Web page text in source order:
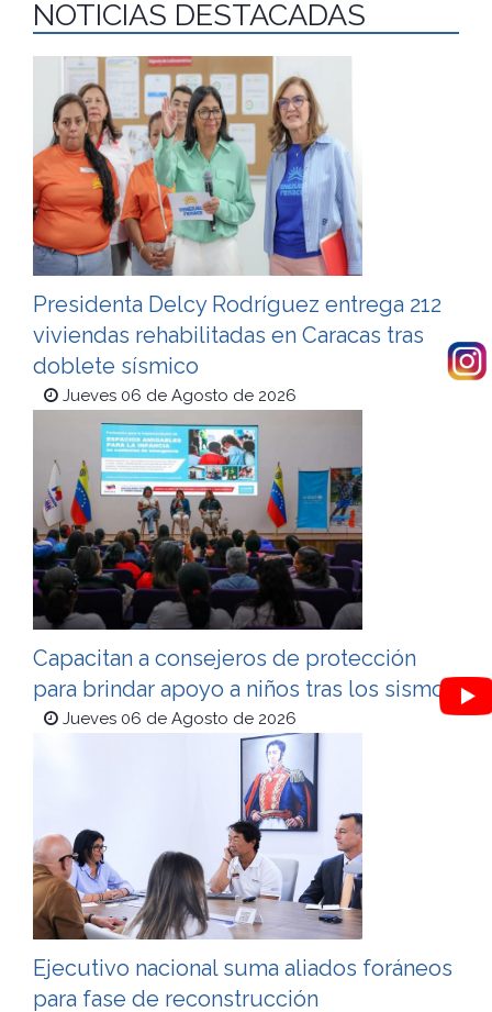
NOTICIAS DESTACADAS
Presidenta Delcy Rodríguez entrega 212
viviendas rehabilitadas en Caracas tras
doblete sísmico
Jueves 06 de Agosto de 2026
Capacitan a consejeros de protección
para brindar apoyo a niños tras los sismos
Jueves 06 de Agosto de 2026
Ejecutivo nacional suma aliados foráneos
para fase de reconstrucción